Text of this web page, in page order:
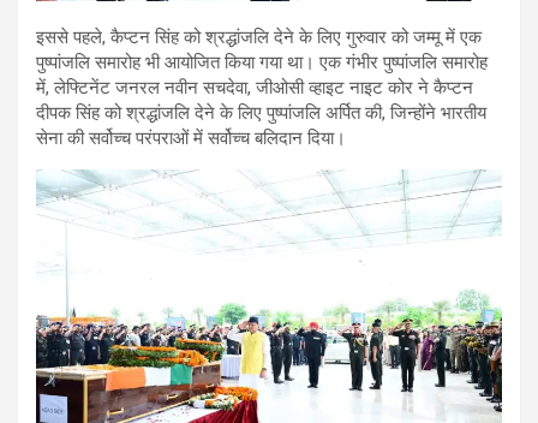
इससे पहले, कैप्टन सिंह को श्रद्धांजलि देने के लिए गुरुवार को जम्मू में एक
पुष्पांजलि समारोह भी आयोजित किया गया था। एक गंभीर पुष्पांजलि समारोह
में, लेफ्टिनेंट जनरल नवीन सचदेवा, जीओसी व्हाइट नाइट कोर ने कैप्टन
दीपक सिंह को श्रद्धांजलि देने के लिए पुष्पांजलि अर्पित की, जिन्होंने भारतीय
सेना की सर्वोच्च परंपराओं में सर्वोच्च बलिदान दिया।